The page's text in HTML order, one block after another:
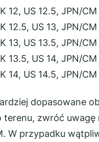
12, US 12.5, JPN/
12.5, US 13, JPN/
13, US 13.5, JPN/
13.5, US 14, JPN/
14, US 14.5, JPN/
dopasowane
zwróć uwagę
W przypadku